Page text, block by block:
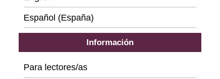
Español (España)
Información
Para lectores/as